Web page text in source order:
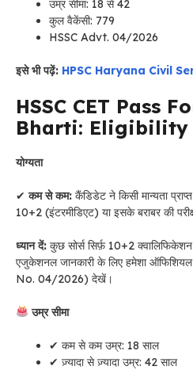
उम्र सीमा: 18 से 42
कुल वैकेंसी: 779
HSSC Advt. 04/2026
इसे भी पढ़ें: HPSC Haryana Civil
HSSC CET Pass
Bharti: Eligibility
योग्यता
✔कम से कम: कैंडिडेट ने किसी मान्यता
10+2 (इंटरमीडिएट) या इसके बराबर की
ध्यान दें: कुछ सोर्स सिर्फ़ 10+2
एजुकेशनल जानकारी के लिए हमेशा
No. 04/2026) देखें।
उम्र सीमा
✔ कम से कम उम्र: 18 साल
✔ ज़्यादा से ज़्यादा उम्र: 42 साल